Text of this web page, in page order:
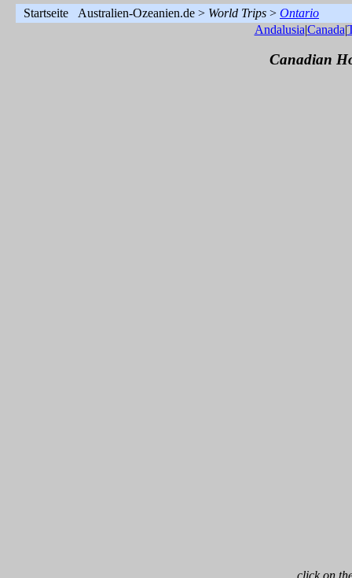
Startseite Australien-Ozeanien.de >World Trips>
Andalusia|Canada|